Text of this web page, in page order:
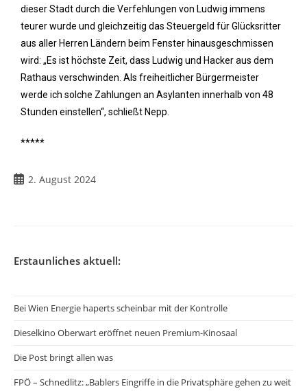
dieser Stadt durch die Verfehlungen von Ludwig immens
teurer wurde und gleichzeitig das Steuergeld für Glücksritter
aus aller Herren Ländern beim Fenster hinausgeschmissen
wird: „Es ist höchste Zeit, dass Ludwig und Hacker aus dem
Rathaus verschwinden. Als freiheitlicher Bürgermeister
werde ich solche Zahlungen an Asylanten innerhalb von 48
Stunden einstellen“, schließt Nepp.
*****
2. August 2024
Erstaunliches aktuell:
Bei Wien Energie haperts scheinbar mit der Kontrolle
Dieselkino Oberwart eröffnet neuen Premium-Kinosaal
Die Post bringt allen was
FPÖ – Schnedlitz: „Bablers Eingriffe in die Privatsphäre gehen zu weit